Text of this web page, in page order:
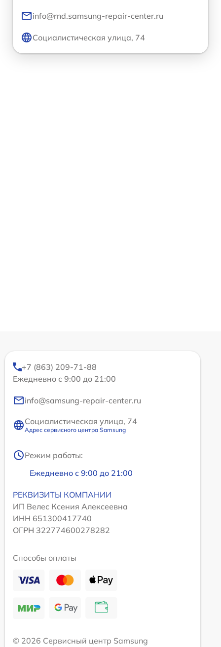
info@rnd.samsung-repair-center.ru
Социалистическая улица, 74
+7 (863) 209-71-88
Ежедневно с 9:00 до 21:00
info@samsung-repair-center.ru
Социалистическая улица, 74
Адрес сервисного центра Samsung
Режим работы:
Ежедневно с 9:00 до 21:00
РЕКВИЗИТЫ КОМПАНИИ
ИП Велес Ксения Алексеевна
ИНН 651300417740
ОГРН 322774600278282
Способы оплаты
© 2026 Сервисный центр Samsung